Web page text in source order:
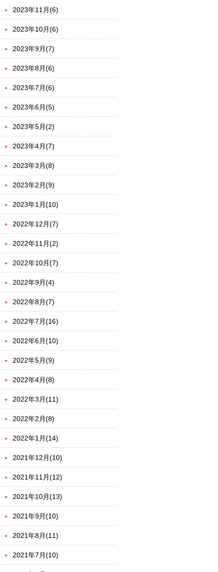
2023年11月(6)
2023年10月(6)
2023年9月(7)
2023年8月(6)
2023年7月(6)
2023年6月(5)
2023年5月(2)
2023年4月(7)
2023年3月(8)
2023年2月(9)
2023年1月(10)
2022年12月(7)
2022年11月(2)
2022年10月(7)
2022年9月(4)
2022年8月(7)
2022年7月(16)
2022年6月(10)
2022年5月(9)
2022年4月(8)
2022年3月(11)
2022年2月(8)
2022年1月(14)
2021年12月(10)
2021年11月(12)
2021年10月(13)
2021年9月(10)
2021年8月(11)
2021年7月(10)